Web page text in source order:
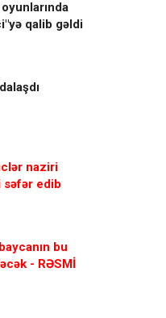
qalib gəldi
naziri
səfər edib
bu
- RƏSMİ